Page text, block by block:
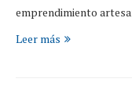
emprendimiento
Leer más